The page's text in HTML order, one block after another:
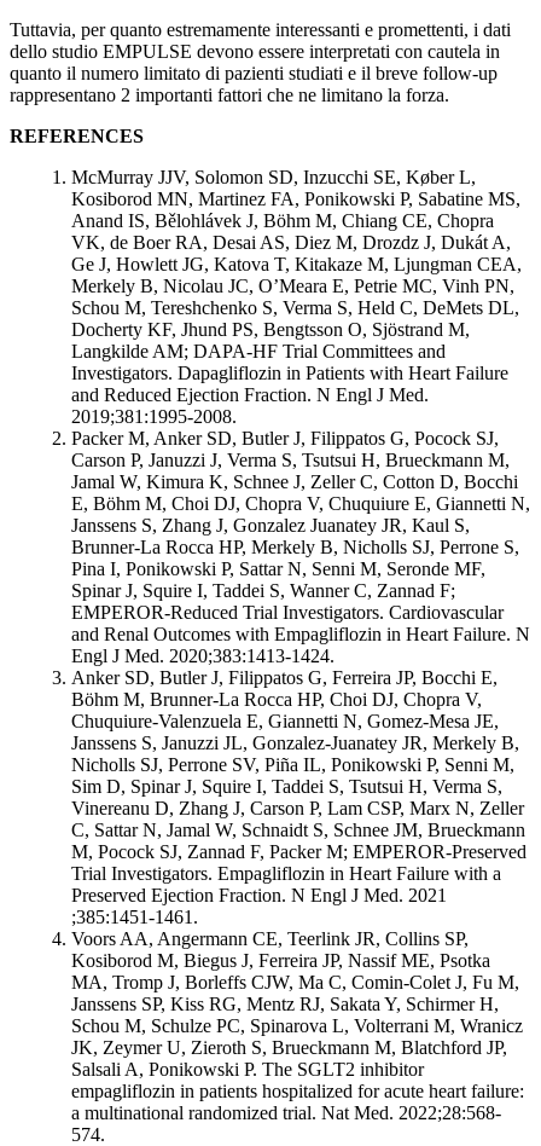
Tuttavia, per quanto estremamente interessanti e promettenti, i dati
dello studio EMPULSE devono essere interpretati con cautela in
quanto il numero limitato di pazienti studiati e il breve follow-up
rappresentano 2 importanti fattori che ne limitano la forza.
REFERENCES
McMurray JJV, Solomon SD, Inzucchi SE, Køber L,
Kosiborod MN, Martinez FA, Ponikowski P, Sabatine MS,
Anand IS, Bělohlávek J, Böhm M, Chiang CE, Chopra
VK, de Boer RA, Desai AS, Diez M, Drozdz J, Dukát A,
Ge J, Howlett JG, Katova T, Kitakaze M, Ljungman CEA,
Merkely B, Nicolau JC, O’Meara E, Petrie MC, Vinh PN,
Schou M, Tereshchenko S, Verma S, Held C, DeMets DL,
Docherty KF, Jhund PS, Bengtsson O, Sjöstrand M,
Langkilde AM; DAPA-HF Trial Committees and
Investigators. Dapagliflozin in Patients with Heart Failure
and Reduced Ejection Fraction. N Engl J Med.
2019;381:1995-2008.
Packer M, Anker SD, Butler J, Filippatos G, Pocock SJ,
Carson P, Januzzi J, Verma S, Tsutsui H, Brueckmann M,
Jamal W, Kimura K, Schnee J, Zeller C, Cotton D, Bocchi
E, Böhm M, Choi DJ, Chopra V, Chuquiure E, Giannetti N,
Janssens S, Zhang J, Gonzalez Juanatey JR, Kaul S,
Brunner-La Rocca HP, Merkely B, Nicholls SJ, Perrone S,
Pina I, Ponikowski P, Sattar N, Senni M, Seronde MF,
Spinar J, Squire I, Taddei S, Wanner C, Zannad F;
EMPEROR-Reduced Trial Investigators. Cardiovascular
and Renal Outcomes with Empagliflozin in Heart Failure. N
Engl J Med. 2020;383:1413-1424.
Anker SD, Butler J, Filippatos G, Ferreira JP, Bocchi E,
Böhm M, Brunner-La Rocca HP, Choi DJ, Chopra V,
Chuquiure-Valenzuela E, Giannetti N, Gomez-Mesa JE,
Janssens S, Januzzi JL, Gonzalez-Juanatey JR, Merkely B,
Nicholls SJ, Perrone SV, Piña IL, Ponikowski P, Senni M,
Sim D, Spinar J, Squire I, Taddei S, Tsutsui H, Verma S,
Vinereanu D, Zhang J, Carson P, Lam CSP, Marx N, Zeller
C, Sattar N, Jamal W, Schnaidt S, Schnee JM, Brueckmann
M, Pocock SJ, Zannad F, Packer M; EMPEROR-Preserved
Trial Investigators. Empagliflozin in Heart Failure with a
Preserved Ejection Fraction. N Engl J Med. 2021
;385:1451-1461.
Voors AA, Angermann CE, Teerlink JR, Collins SP,
Kosiborod M, Biegus J, Ferreira JP, Nassif ME, Psotka
MA, Tromp J, Borleffs CJW, Ma C, Comin-Colet J, Fu M,
Janssens SP, Kiss RG, Mentz RJ, Sakata Y, Schirmer H,
Schou M, Schulze PC, Spinarova L, Volterrani M, Wranicz
JK, Zeymer U, Zieroth S, Brueckmann M, Blatchford JP,
Salsali A, Ponikowski P. The SGLT2 inhibitor
empagliflozin in patients hospitalized for acute heart failure:
a multinational randomized trial. Nat Med. 2022;28:568-
574.